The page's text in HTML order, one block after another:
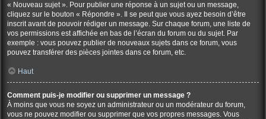
« Nouveau sujet ». Pour publier une réponse à un sujet ou un message,
cliquez sur le bouton « Répondre ». Il se peut que vous ayez besoin d’être
inscrit avant de pouvoir rédiger un message. Sur chaque forum, une liste de
vos permissions est affichée en bas de l’écran du forum ou du sujet. Par
exemple : vous pouvez publier de nouveaux sujets dans ce forum, vous
pouvez transférer des pièces jointes dans ce forum, etc.
Haut
Comment puis-je modifier ou supprimer un message ?
À moins que vous ne soyez un administrateur ou un modérateur du forum,
vous ne pouvez modifier ou supprimer que vos propres messages. Vous